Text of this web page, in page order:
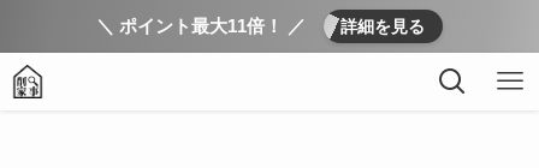
＼ ポイント最大11倍！ ／ 詳細を見る